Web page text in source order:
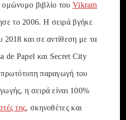
ομώνυμο βιβλίο του Vikram
το 2006. Η σειρά βγήκε
2018 και σε αντίθεση με τα
de Papel και Secret City
πρωτότυπη παραγωγή του
η σειρά είναι 100%
της, σκηνοθέτες και